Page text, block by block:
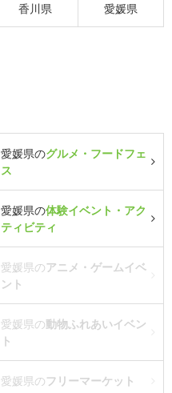
香川県 愛媛県
愛媛県のグルメ・フードフェ
ス
愛媛県の体験イベント・アク
ティビティ
愛媛県のアニメ・ゲームイベ
ント
愛媛県の動物ふれあいイベン
ト
愛媛県のフリーマーケット